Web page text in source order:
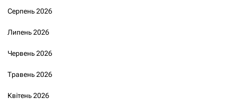
Серпень 2026
Липень 2026
Червень 2026
Травень 2026
Квітень 2026